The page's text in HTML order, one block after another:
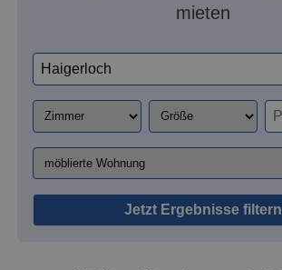
mieten
Jetzt Ergebnisse filtern